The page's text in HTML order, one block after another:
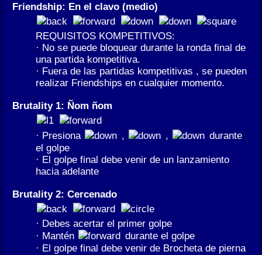
Friendship: En el clavo (medio)
REQUISITOS KOMPETITIVOS:
· No se puede bloquear durante la ronda final de
una partida kompetitiva.
· Fuera de las partidas kompetitivas , se pueden
realizar Friendships en cualquier momento.
Brutality 1: Ñom ñom
· Presiona , ,
durante
el golpe
· El golpe final debe venir de un lanzamiento
hacia adelante
Brutality 2: Cercenado
· Debes acertar el primer golpe
· Mantén
durante el golpe
· El golpe final debe venir de Brocheta de pierna